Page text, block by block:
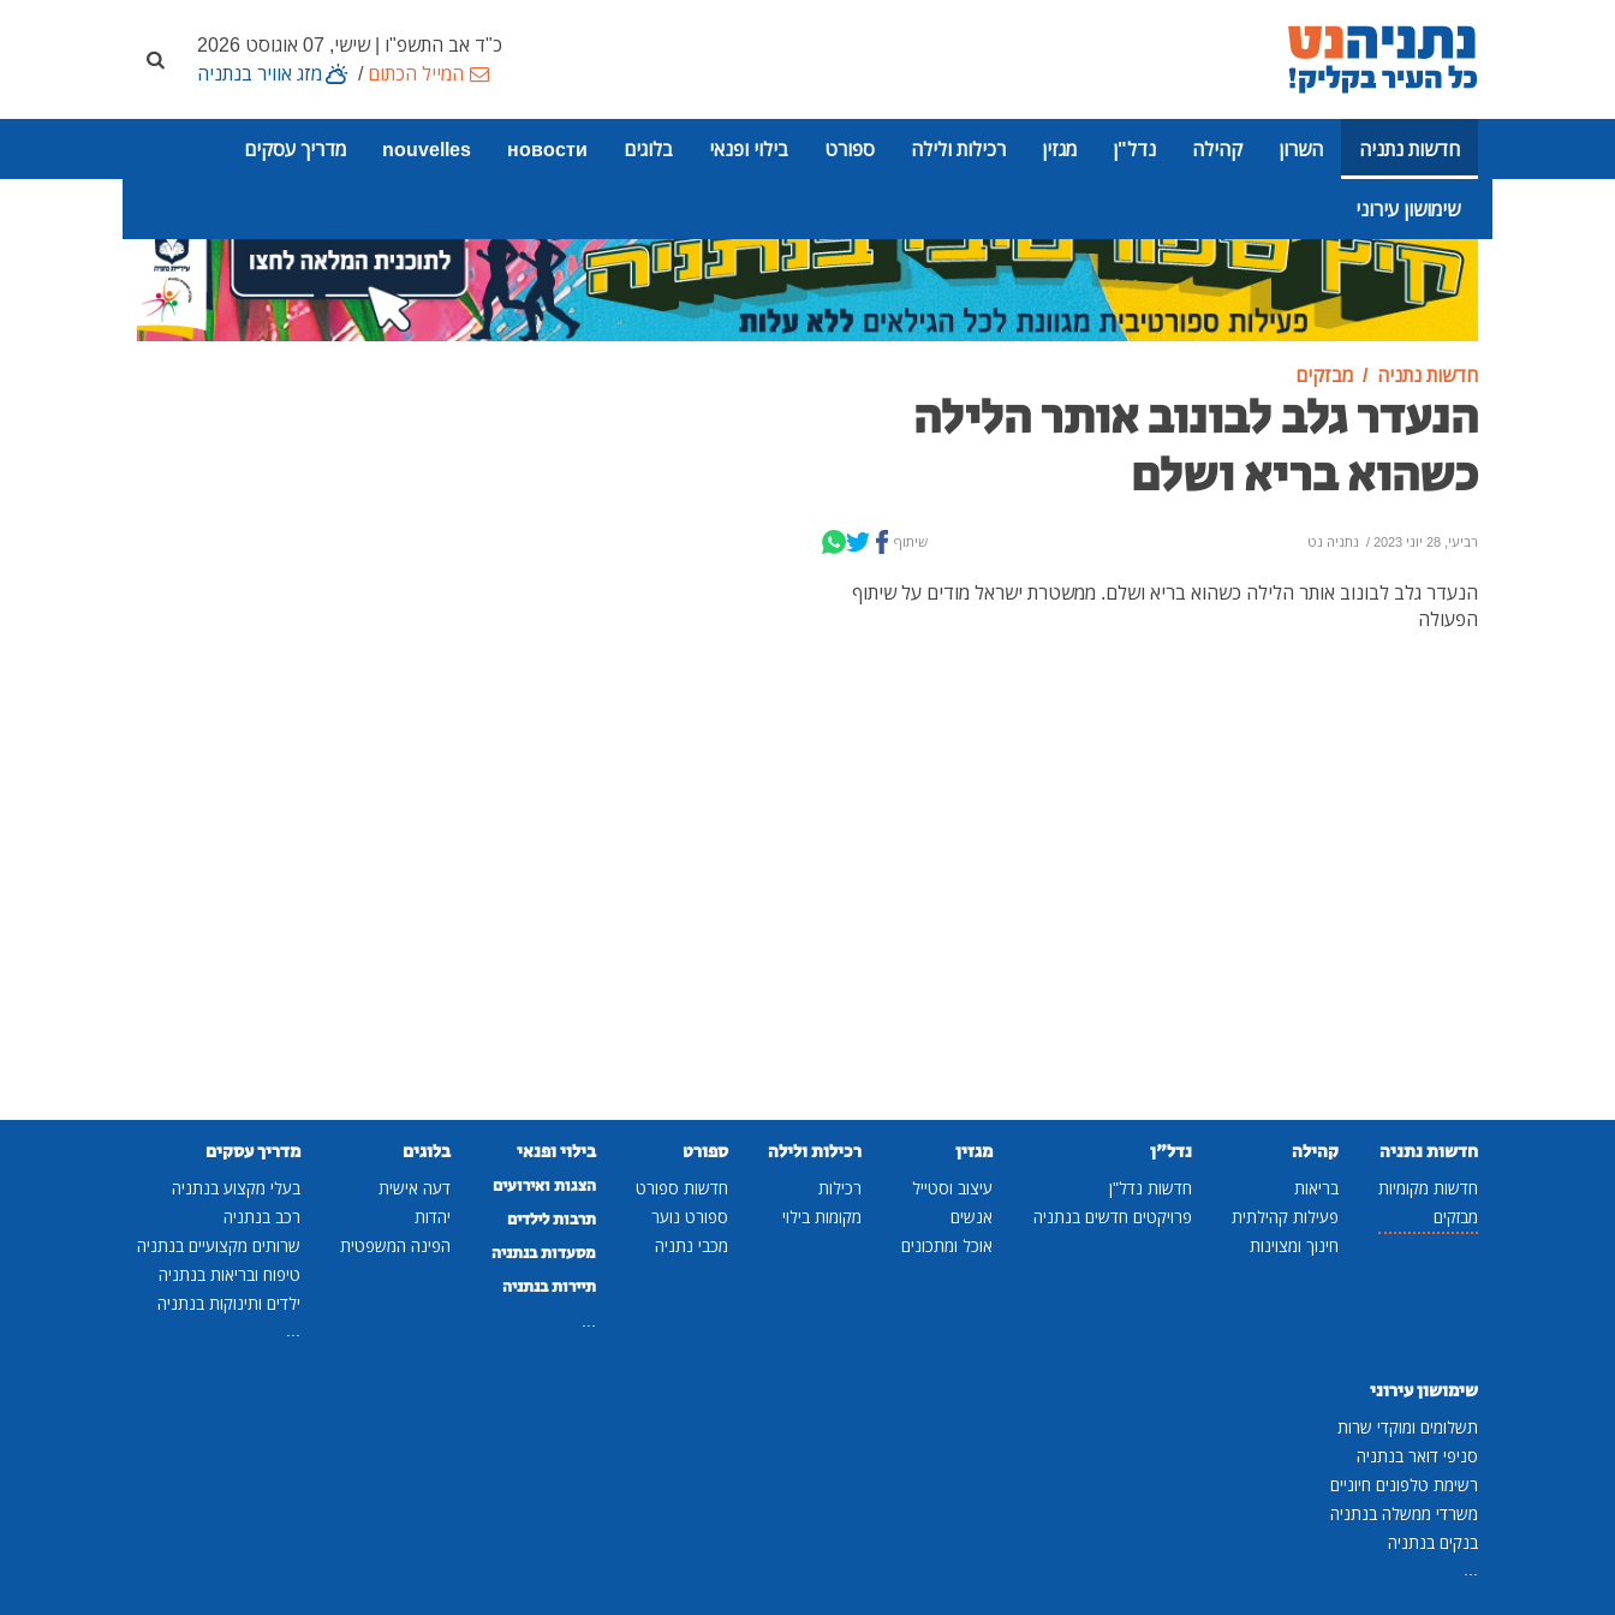
כ"ד אב התשפ"ו | שישי, 07 אוגוסט 2026
המייל הכתום/ מזג אוויר בנתניה
חדשות נתניה השרון קהילה נדל"ן מגזין רכילות ולילה ספורט בילוי ופנאי בלוגים новости
nouvelles מדריך עסקים
שימושון עירוני
פרסומת
חדשות נתניה מבזקים
הנעדר גלב לבונוב אותר הלילה
כשהוא בריא ושלם
רביעי, 28 יוני 2023 / נתניה נט שיתוף
הנעדר גלב לבונוב אותר הלילה כשהוא בריא ושלם. ממשטרת ישראל מודים על שיתוף
הפעולה
חדשות נתניה
חדשות מקומיות
מבזקים
קהילה
בריאות
פעילות קהילתית
חינוך ומצוינות
נדל"ן
חדשות נדל"ן
פרויקטים חדשים בנתניה
מגזין
עיצוב וסטייל
אנשים
אוכל ומתכונים
רכילות ולילה
רכילות
מקומות בילוי
ספורט
חדשות ספורט
ספורט נוער
מכבי נתניה
בילוי ופנאי
הצגות ואירועים
תרבות לילדים
מסעדות בנתניה
תיירות בנתניה
...
בלוגים
דעה אישית
יהדות
הפינה המשפטית
מדריך עסקים
בעלי מקצוע בנתניה
רכב בנתניה
שרותים מקצועיים בנתניה
טיפוח ובריאות בנתניה
ילדים ותינוקות בנתניה
...
שימושון עירוני
תשלומים ומוקדי שרות
סניפי דואר בנתניה
רשימת טלפונים חיוניים
משרדי ממשלה בנתניה
בנקים בנתניה
...